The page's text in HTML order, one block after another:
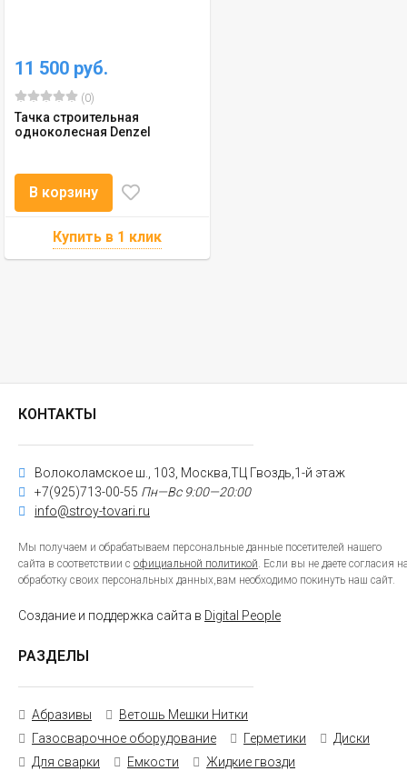
11 500 руб.
(0)
Тачка строительная
одноколесная Denzel
В корзину
КОНТАКТЫ
Волоколамское ш., 103, Москва,ТЦ Гвоздь,1-й этаж
+7(925)713-00-55 Пн—Вс 9:00—20:00
info@stroy-tovari.ru
Мы получаем и обрабатываем персональные данные посетителей нашего
сайта в соответствии с официальной политикой. Если вы не даете согласия
обработку своих персональных данных,вам необходимо покинуть наш сайт.
Создание и поддержка сайта в Digital People
РАЗДЕЛЫ
Абразивы
Ветошь Мешки Нитки
Газосварочное оборудование
Герметики
Диски
Для сварки
Емкости Жидкие гвозди